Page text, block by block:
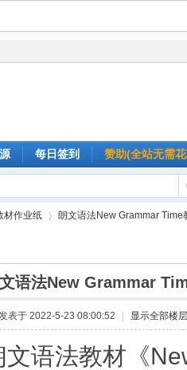
每日签到 赞助(全站无需
材作业纸
›
朗文语法New Grammar Time
语法New Grammar
表于 2022-5-23 08:00:52 显示全部楼层
文语法教材《